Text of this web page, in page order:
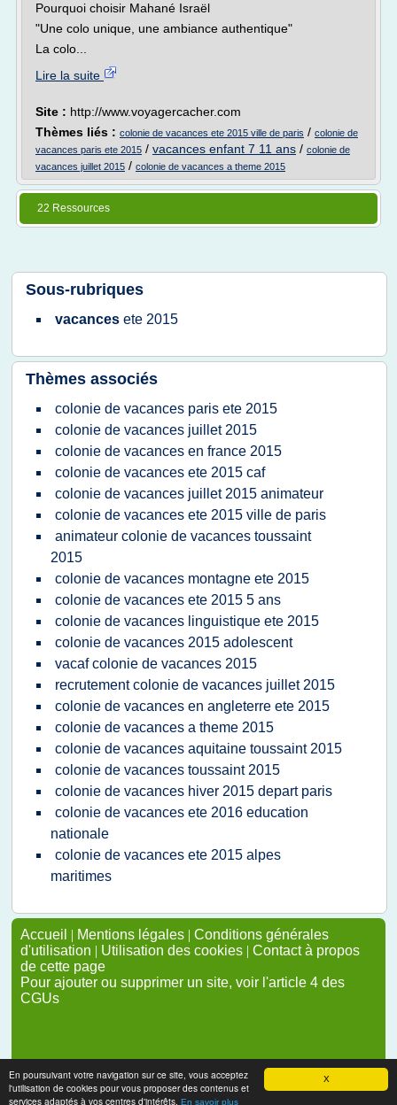
X
En poursuivant votre navigation sur ce site, vous acceptez
l'utilisation de cookies pour vous proposer des contenus et
services adaptés à vos centres d'intérêts. En savoir plus
Pourquoi choisir Mahané Israël
"Une colo unique, une ambiance authentique"
La colo...
Lire la suite
Site : http://www.voyagercacher.com
Thèmes liés : colonie de vacances ete 2015 ville de paris / colonie de
vacances paris ete 2015 / vacances enfant 7 11 ans / colonie de
vacances juillet 2015 / colonie de vacances a theme 2015
22 Ressources
Sous-rubriques
vacances ete 2015
Thèmes associés
colonie de vacances paris ete 2015
colonie de vacances juillet 2015
colonie de vacances en france 2015
colonie de vacances ete 2015 caf
colonie de vacances juillet 2015 animateur
colonie de vacances ete 2015 ville de paris
animateur colonie de vacances toussaint
2015
colonie de vacances montagne ete 2015
colonie de vacances ete 2015 5 ans
colonie de vacances linguistique ete 2015
colonie de vacances 2015 adolescent
vacaf colonie de vacances 2015
recrutement colonie de vacances juillet 2015
colonie de vacances en angleterre ete 2015
colonie de vacances a theme 2015
colonie de vacances aquitaine toussaint 2015
colonie de vacances toussaint 2015
colonie de vacances hiver 2015 depart paris
colonie de vacances ete 2016 education
nationale
colonie de vacances ete 2015 alpes
maritimes
Accueil | Mentions légales | Conditions générales
d'utilisation | Utilisation des cookies | Contact à propos
de cette page
Pour ajouter ou supprimer un site, voir l'article 4 des
CGUs